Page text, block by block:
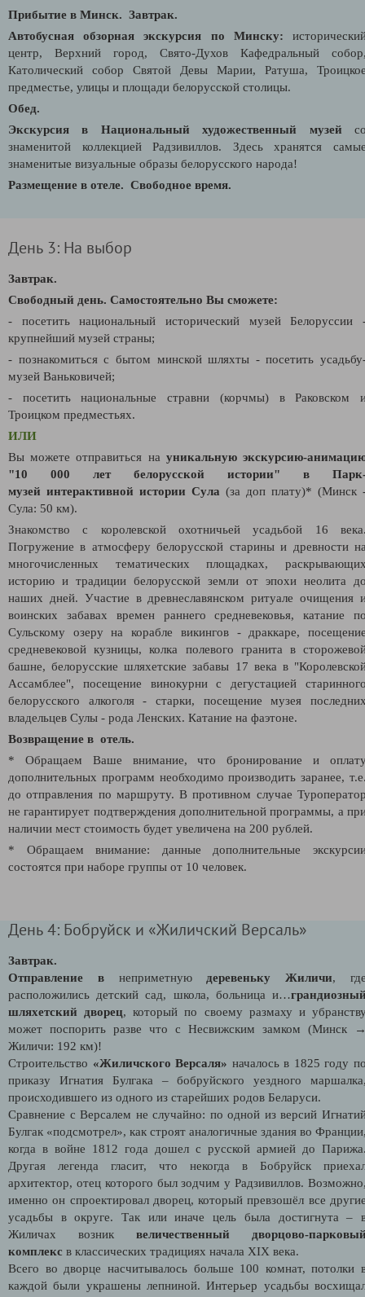
Прибытие в Минск. Завтрак.
Автобусная обзорная экскурсия по Минску:
центр, Верхний город, Свято-Духов Кафедральный
Католический собор Святой Девы Марии, Ратуша,
предместье, улицы и площади белорусской столицы.
Обед.
Экскурсия в Национальный художественный музей
знаменитой коллекцией Радзивиллов. Здесь хранятся
знаменитые визуальные образы белорусского народа!
Размещение в отеле. Свободное время.
День 3: На выбор
Завтрак.
Свободный день. Самостоятельно Вы сможете:
- посетить национальный исторический музей Белоруссии
крупнейший музей страны;
- познакомиться с бытом минской шляхты - посетить
музей Ваньковичей;
- посетить национальные стравни (корчмы) в Раковском
Троицком предместьях.
ИЛИ
Вы можете отправиться на уникальнуюэкскурсию-
"10 000 лет белорусской истории" в
музей интерактивной истории Сула (за доп плату)* (Минск
Сула: 50 км).
Знакомство с королевской охотничьей усадьбой 16
Погружение в атмосферу белорусской старины и древности
многочисленных тематических площадках,
историю и традиции белорусской земли от эпохи неолита
наших дней. Участие в древнеславянском ритуале очищения
воинских забавах времен раннего средневековья, катание
Сульскому озеру на корабле викингов - драккаре,
средневековой кузницы, колка полевого гранита в
башне, белорусские шляхетские забавы 17 века в
Ассамблее", посещение винокурни с дегустацией
белорусского алкоголя - старки, посещение музея
владельцев Сулы - рода Ленских. Катание на фаэтоне.
Возвращение в отель.
* Обращаем Ваше внимание, что бронирование и
дополнительных программ необходимо производить заранее,
до отправления по маршруту. В противном случае
не гарантирует подтверждения дополнительной программы, а
наличии мест стоимость будет увеличена на 200 рублей.
* Обращаем внимание: данные дополнительные
состоятся при наборе группы от 10 человек.
День 4: Бобруйск и «Жиличский Версаль»
Завтрак.
Отправление внеприметную деревеньку Жиличи,
расположились детский сад, школа, больница и…
шляхетский дворец, который по своему размаху и
может поспорить разве что с Несвижским замком (Минск
Жиличи: 192 км)!
Строительство «Жиличского Версаля» началось в 1825 году
приказу Игнатия Булгака – бобруйского уездного
происходившего из одного из старейших родов Беларуси.
Сравнение с Версалем не случайно: по одной из версий
Булгак «подсмотрел», как строят аналогичные здания во
когда в войне 1812 года дошел с русской армией до
Другая легенда гласит, что некогда в Бобруйск
архитектор, отец которого был зодчим у Радзивиллов.
именно он спроектировал дворец, который превзошёл все
усадьбы в округе. Так или иначе цель была достигнута –
Жиличах возник величественный дворцово-
комплекс в классических традициях начала XIX века.
Всего во дворце насчитывалось больше 100 комнат, потолки
каждой были украшены лепниной. Интерьер усадьбы